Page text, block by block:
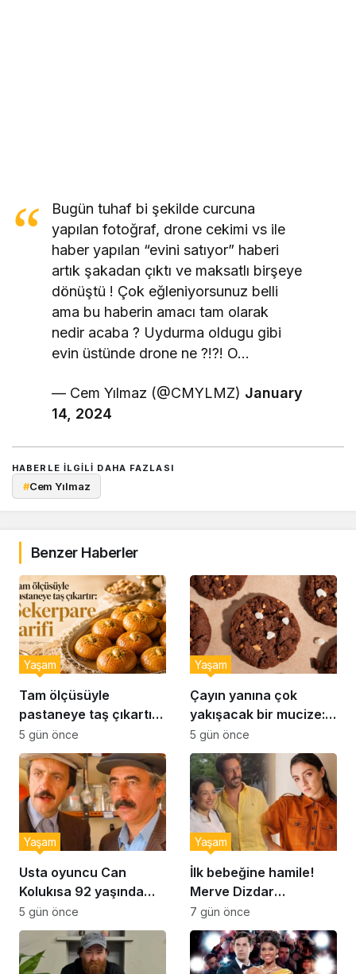
Bugün tuhaf bi şekilde curcuna
yapılan fotoğraf, drone cekimi vs ile
haber yapılan “evini satıyor” haberi
artık şakadan çıktı ve maksatlı birşeye
dönüştü ! Çok eğleniyorsunuz belli
ama bu haberin amacı tam olarak
nedir acaba ? Uydurma oldugu gibi
evin üstünde drone ne ?!?! O…
— Cem Yılmaz (@CMYLMZ) January
14, 2024
HABERLE ILGILI DAHA FAZLASI
#Cem Yılmaz
Benzer Haberler
Tam ölçüsüyle
pastaneye taş çıkartır:
Şekerpare tarifi
Yaşam
5 gün önce
Çayın yanına çok
yakışacak bir mucize:
Brownie tadında ıslak
kurabiye tarifi…
Yaşam
5 gün önce
Usta oyuncu Can
Kolukısa 92 yaşında
hayatını kaybetti
Yaşam
5 gün önce
İlk bebeğine hamile!
Merve Dizdar
sessizliğini bozdu: ‘İsim
bulmak çok zor’
Yaşam
7 gün önce